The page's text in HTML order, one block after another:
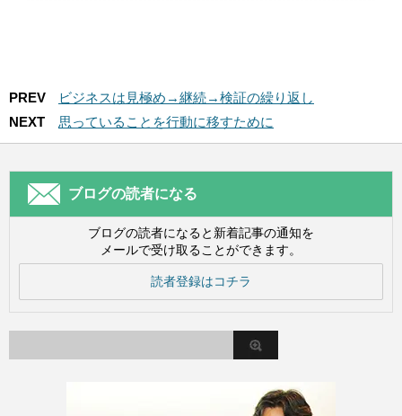
PREV
ビジネスは見極め→継続→検証の繰り返し
NEXT
思っていることを行動に移すために
ブログの読者になる
ブログの読者になると新着記事の通知を
メールで受け取ることができます。
読者登録はコチラ